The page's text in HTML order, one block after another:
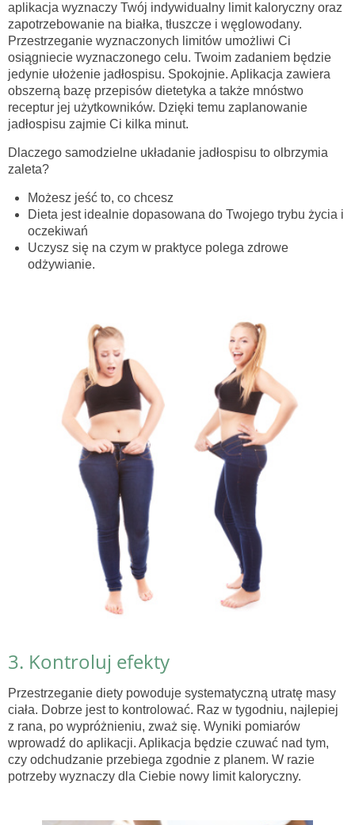
aplikacja wyznaczy Twój indywidualny limit kaloryczny oraz
zapotrzebowanie na białka, tłuszcze i węglowodany.
Przestrzeganie wyznaczonych limitów umożliwi Ci
osiągniecie wyznaczonego celu. Twoim zadaniem będzie
jedynie ułożenie jadłospisu. Spokojnie. Aplikacja zawiera
obszerną bazę przepisów dietetyka a także mnóstwo
receptur jej użytkowników. Dzięki temu zaplanowanie
jadłospisu zajmie Ci kilka minut.
Dlaczego samodzielne układanie jadłospisu to olbrzymia
zaleta?
Możesz jeść to, co chcesz
Dieta jest idealnie dopasowana do Twojego trybu życia i
oczekiwań
Uczysz się na czym w praktyce polega zdrowe
odżywianie.
3. Kontroluj efekty
Przestrzeganie diety powoduje systematyczną utratę masy
ciała. Dobrze jest to kontrolować. Raz w tygodniu, najlepiej
z rana, po wypróżnieniu, zważ się. Wyniki pomiarów
wprowadź do aplikacji. Aplikacja będzie czuwać nad tym,
czy odchudzanie przebiega zgodnie z planem. W razie
potrzeby wyznaczy dla Ciebie nowy limit kaloryczny.